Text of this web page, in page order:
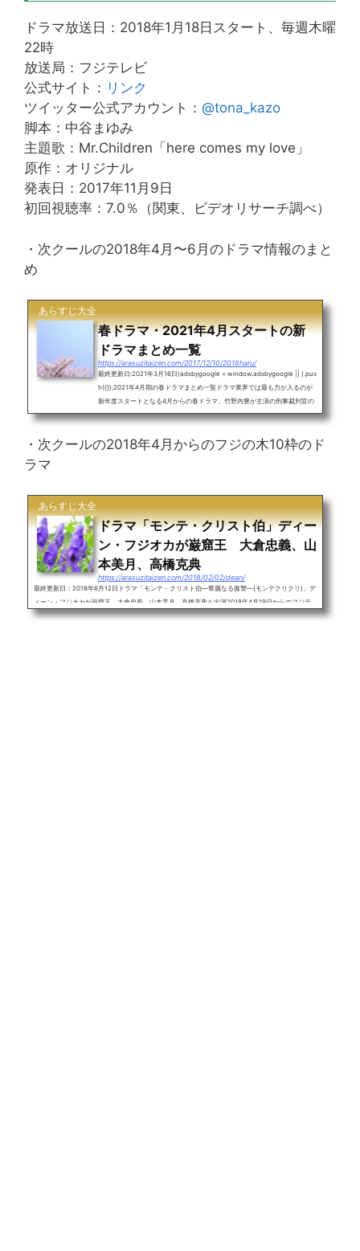
ドラマ放送日：2018年1月18日スタート、毎週木曜
22時
放送局：フジテレビ
公式サイト： リンク
ツイッター公式アカウント： @tona_kazo
脚本：中谷まゆみ
主題歌：Mr.Children「here comes my love」
原作：オリジナル
発表日：2017年11月9日
初回視聴率：7.0％（関東、ビデオリサーチ調べ）
・次クールの2018年4月〜6月のドラマ情報のまと
め
あらすじ大全
春ドラマ・2021年4月スタートの新
ドラマまとめ一覧
https://arasuzitaizen.com/2017/12/10/2018haru/
最終更新日:2021年3月16日(adsbygoogle = window.adsbygoogle || ).pus
h({});2021年4月期の春ドラマまとめ一覧ドラマ業界では最も力が入るのが
新年度スタートとなる4月からの春ドラマ。竹野内豊が主演の刑事裁判官の
物語がフジの月9でスタート。木曜日には鈴木亮平が主演の恋愛ドラマ。石
マ・タイトル一覧・月曜日・火曜日・水曜日・木曜日・金曜日・土曜日・日
・次クールの2018年4月からのフジの木10枠のド
ラマ
あらすじ大全
ドラマ「モンテ・クリスト伯」ディー
ン・フジオカが巌窟王 大倉忠義、山
本美月、高橋克典
https://arasuzitaizen.com/2018/02/02/dean/
最終更新日：2018年6月12日ドラマ「モンテ・クリスト伯―華麗なる復讐―(モンテクリクリ)」デ
ィーン・フジオカが巌窟王 大倉忠義、山本美月、高橋克典も出演2018年4月19日からのフジテ
レビの木10枠のドラマの主演はディーン・フジオカです。まず、「モンテ・クリスト伯―華麗な